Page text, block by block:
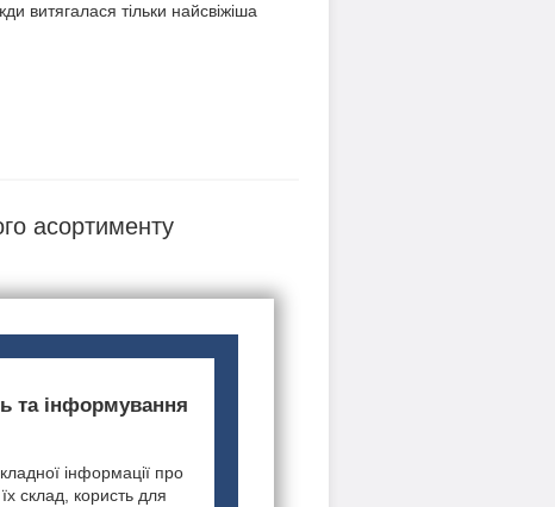
витягалася тільки найсвіжіша
асортименту
та інформування
інформації про
склад, користь для